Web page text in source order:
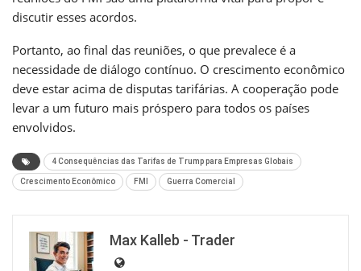
discutir esses acordos.
Portanto, ao final das reuniões, o que prevalece é a
necessidade de diálogo contínuo. O crescimento econômico
deve estar acima de disputas tarifárias. A cooperação pode
levar a um futuro mais próspero para todos os países
envolvidos.
4 Consequências das Tarifas de Trump para Empresas Globais
Crescimento Econômico FMI Guerra Comercial
Max Kalleb - Trader